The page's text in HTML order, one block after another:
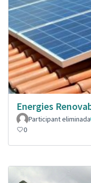
Energies
Participant eliminada
0